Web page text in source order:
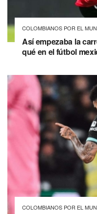
COLOMBIANOS POR EL
Así empezaba la
qué en el fútbol
COLOMBIANOS POR EL